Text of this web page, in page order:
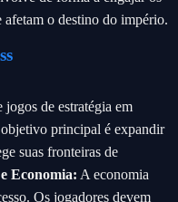
afetam o destino do império.
de estratégia em
principal é expandir
suas fronteiras de
Economia: A economia
Os jogadores devem